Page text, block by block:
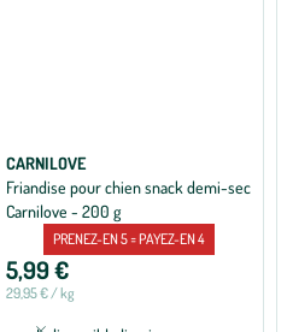
CARNILOVE
Friandise pour chien snack demi-sec
Carnilove - 200 g
PRENEZ-EN 5 = PAYEZ-EN 4
5,99 €
29,95 € / kg